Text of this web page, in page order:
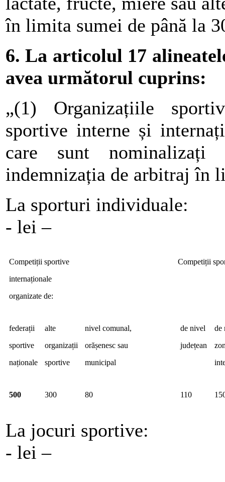
în limita sumei de până la
6. La articolul 17
avea următorul cuprins:
„(1) Organizațiile
sportive interne și
care sunt nominalizați
indemnizația de arbitraj în
La sporturi individuale:
- lei –
Competiții sportive
internaționale
organizate de:
Competiții
federații
sportive
naționale
alte
organizații
sportive
nivel comunal,
orășenesc sau
municipal
de nivel
județean
de
500 300 80 110
La jocuri sportive:
- lei –